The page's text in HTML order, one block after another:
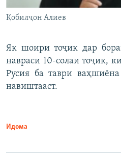
Қобилҷон Алиев
Як шоири тоҷик дар
навраси 10-солаи тоҷик,
Русия ба таври ваҳшиёна
навиштааст.
Идома